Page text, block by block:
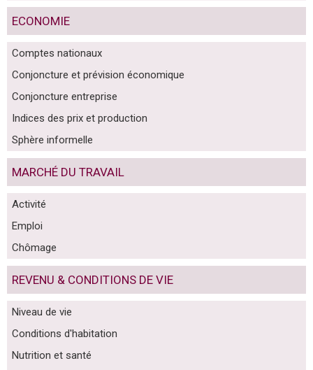
ECONOMIE
Comptes nationaux
Conjoncture et prévision économique
Conjoncture entreprise
Indices des prix et production
Sphère informelle
MARCHÉ DU TRAVAIL
Activité
Emploi
Chômage
REVENU & CONDITIONS DE VIE
Niveau de vie
Conditions d'habitation
Nutrition et santé